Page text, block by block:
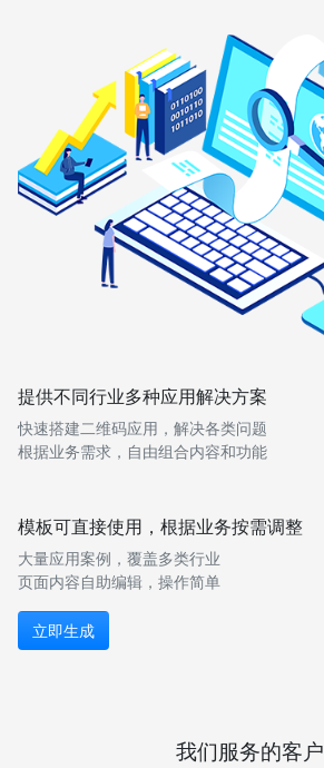
提供不同行业多种应用解决方案
快速搭建二维码应用，解决各类问题
根据业务需求，自由组合内容和功能
模板可直接使用，根据业务按需调整
大量应用案例，覆盖多类行业
页面内容自助编辑，操作简单
立即生成
我们服务的客户